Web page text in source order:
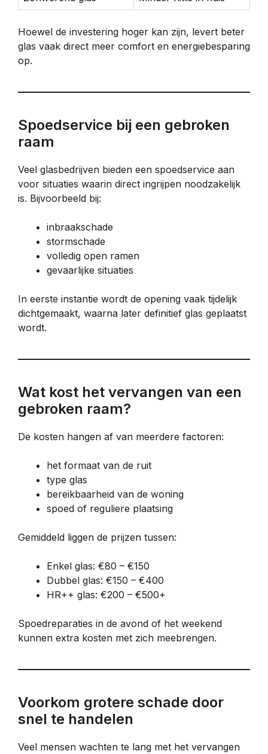
Hoewel de investering hoger kan zijn, levert beter
glas vaak direct meer comfort en energiebesparing
op.
Spoedservice bij een gebroken
raam
Veel glasbedrijven bieden een spoedservice aan
voor situaties waarin direct ingrijpen noodzakelijk
is. Bijvoorbeeld bij:
inbraakschade
stormschade
volledig open ramen
gevaarlijke situaties
In eerste instantie wordt de opening vaak tijdelijk
dichtgemaakt, waarna later definitief glas geplaatst
wordt.
Wat kost het vervangen van een
gebroken raam?
De kosten hangen af van meerdere factoren:
het formaat van de ruit
type glas
bereikbaarheid van de woning
spoed of reguliere plaatsing
Gemiddeld liggen de prijzen tussen:
Enkel glas: €80 – €150
Dubbel glas: €150 – €400
HR++ glas: €200 – €500+
Spoedreparaties in de avond of het weekend
kunnen extra kosten met zich meebrengen.
Voorkom grotere schade door
snel te handelen
Veel mensen wachten te lang met het vervangen